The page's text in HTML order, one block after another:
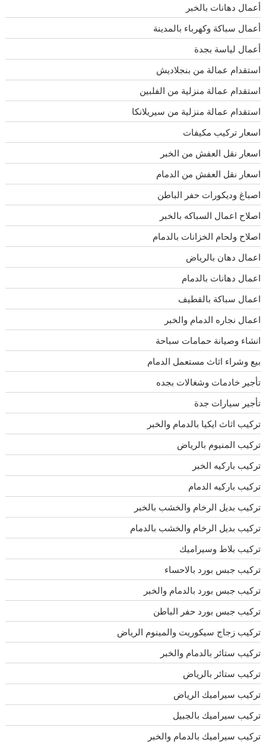
أعمال دهانات بالخبر
أعمال سباكة وكهرباء بالمدينة
أعمال لياسة بجدة
استقدام عمالة من بنجلاديش
استقدام عمالة منزلية من الفلبين
استقدام عمالة منزلية من سيريلانكا
اسعار تركيب مكيفات
اسعار نقل العفش من الخبر
اسعار نقل العفش من الدمام
اصباغ وديكورات حفر الباطن
اصلاح اعمال السباكه بالخبر
اصلاح ولحام الخزانات بالدمام
اعمال دهان بالرياض
اعمال دهانات بالدمام
اعمال سباكة بالقطيف
اعمال نجاره الدمام والخبر
انشاء وصيانة حمامات سباحة
بيع وشراء اثاث مستعمل الدمام
تأجير خادمات وشغالات بجده
تأجير سيارات جدة
تركيب اثاث ايكيا بالدمام والخبر
تركيب المنيوم بالرياض
تركيب باركيه الخبر
تركيب باركيه الدمام
تركيب بديل الرخام والخشب بالخبر
تركيب بديل الرخام والخشب بالدمام
تركيب بلاط وسيراميك
تركيب جبس بورد بالاحساء
تركيب جبس بورد بالدمام والخبر
تركيب جبس بورد حفر الباطن
تركيب زجاج سيكوريت والمينوم الرياض
تركيب ستائر بالدمام والخبر
تركيب ستائر بالرياض
تركيب سيراميك الرياض
تركيب سيراميك بالجبيل
تركيب سيراميك بالدمام والخبر